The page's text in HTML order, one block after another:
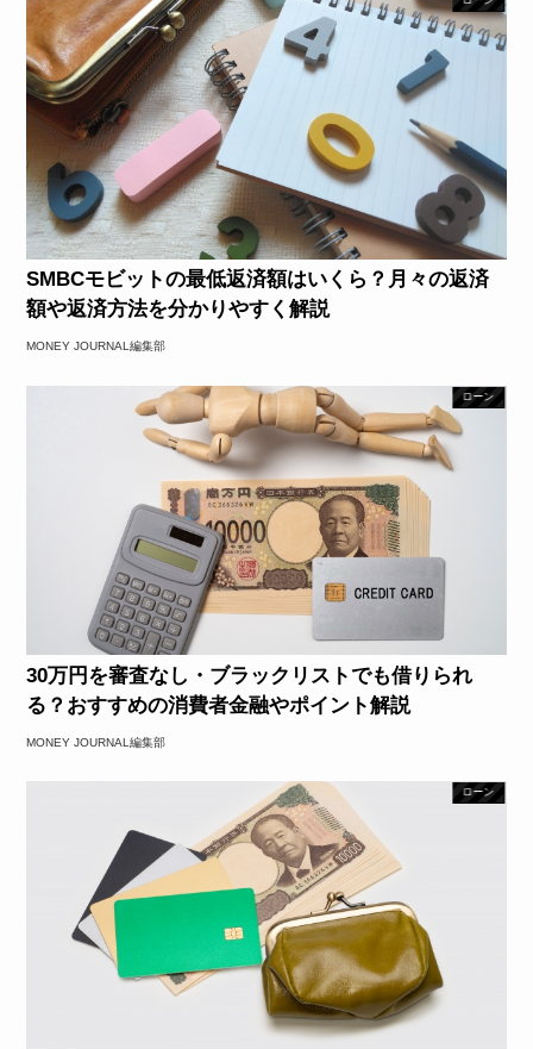
SMBCモビットの最低返済額はいくら？月々の返済
額や返済方法を分かりやすく解説
MONEY JOURNAL編集部
ローン
30万円を審査なし・ブラックリストでも借りられ
る？おすすめの消費者金融やポイント解説
MONEY JOURNAL編集部
ローン